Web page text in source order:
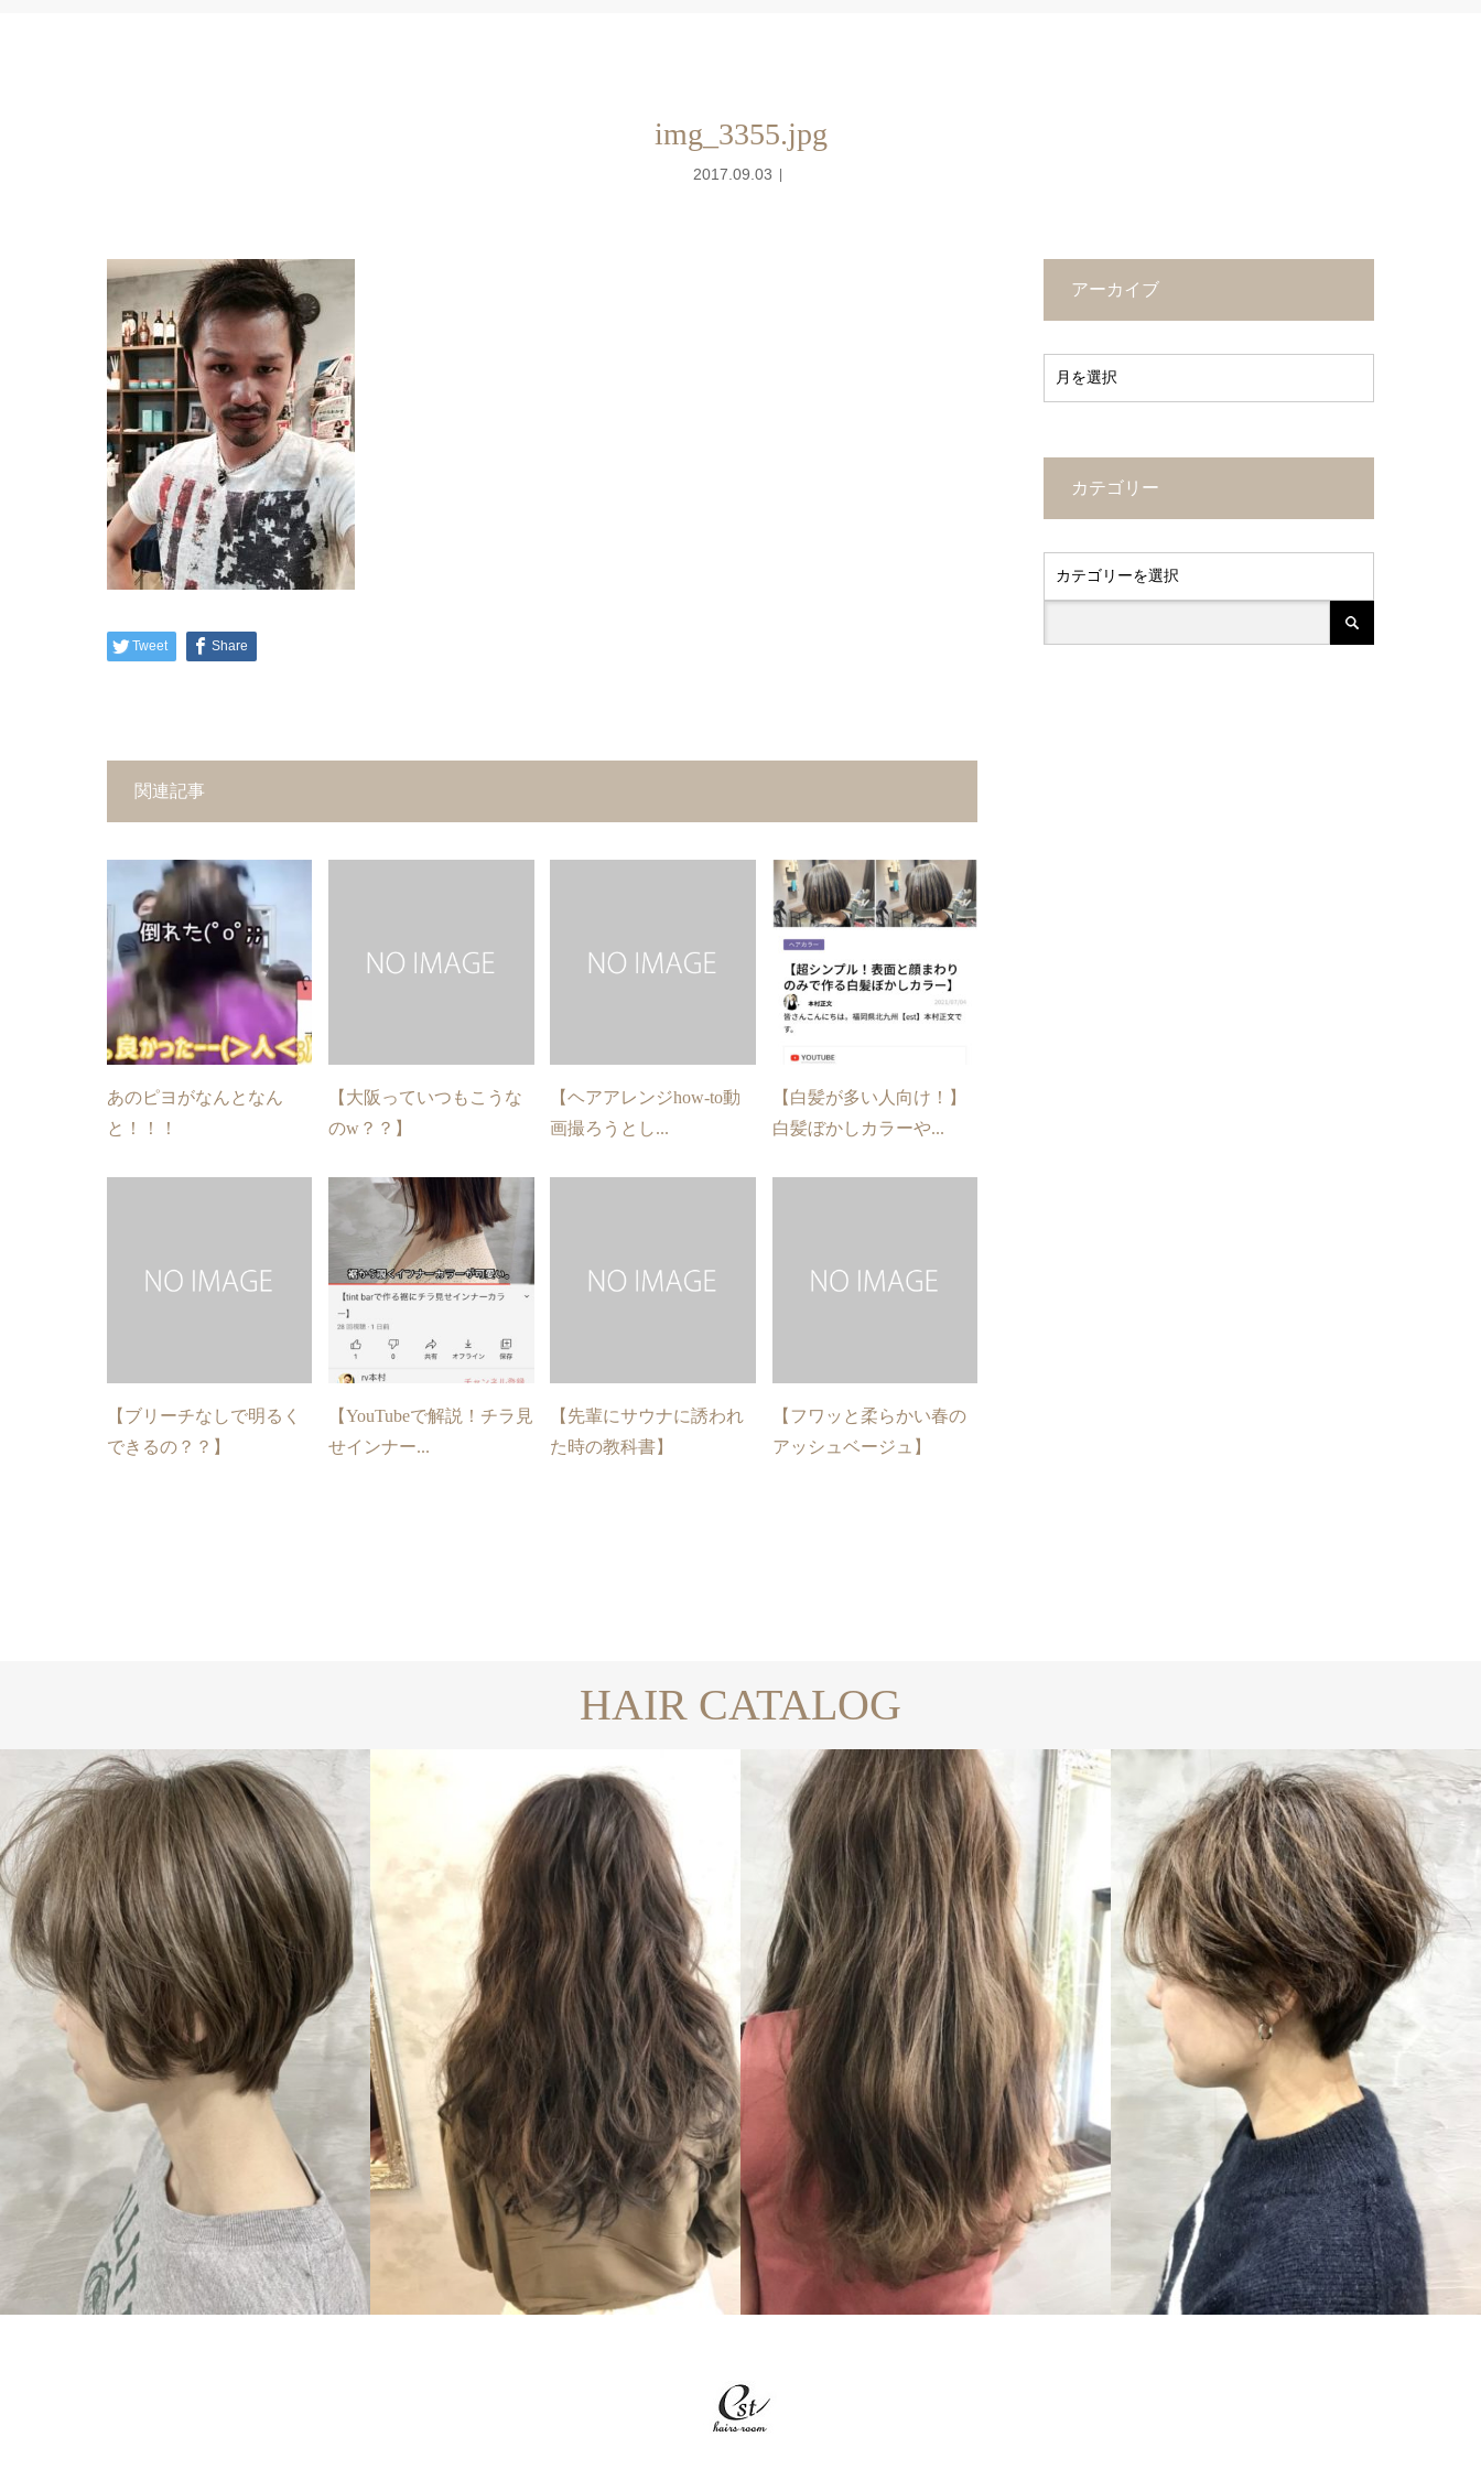
img_3355.jpg
2017.09.03
Tweet Share
関連記事
あのピヨがなんとなん
と！！！
【大阪っていつもこうな
のw？？】
【ヘアアレンジhow-to動
画撮ろうとし...
【白髪が多い人向け！】
白髪ぼかしカラーや...
【ブリーチなしで明るく
できるの？？】
【YouTubeで解説！チラ見
せインナー...
【先輩にサウナに誘われ
た時の教科書】
【フワッと柔らかい春の
アッシュベージュ】
アーカイブ
カテゴリー
HAIR CATALOG
SHORT LONG
LONG
SHORT